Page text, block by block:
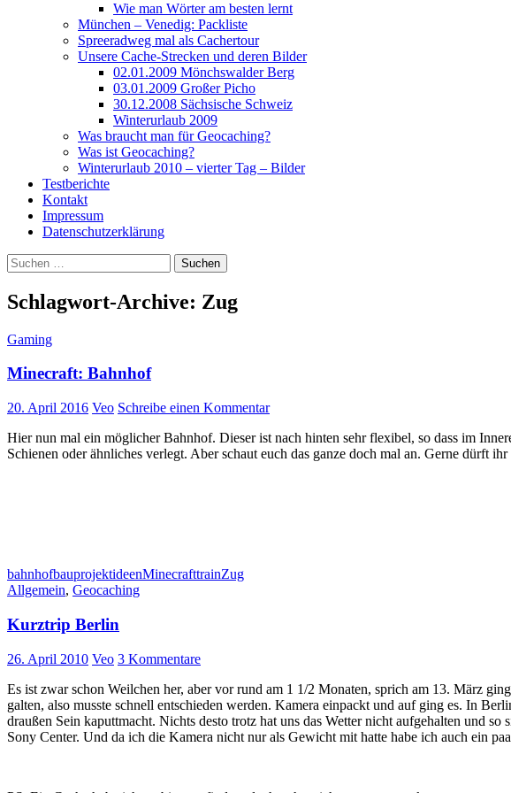
Wie man Wörter am besten lernt
München – Venedig: Packliste
Spreeradweg mal als Cachertour
Unsere Cache-Strecken und deren Bilder
02.01.2009 Mönchswalder Berg
03.01.2009 Großer Picho
30.12.2008 Sächsische Schweiz
Winterurlaub 2009
Was braucht man für Geocaching?
Was ist Geocaching?
Winterurlaub 2010 – vierter Tag – Bilder
Testberichte
Kontakt
Impressum
Datenschutzerklärung
Suchen
nach:
Schlagwort-Archive: Zug
Gaming
Minecraft: Bahnhof
20. April 2016 Veo Schreibe einen Kommentar
Hier nun mal ein möglicher Bahnhof. Dieser ist nach hinten sehr flexibel, so dass im
Schienen oder ähnliches verlegt. Aber schaut euch das ganze doch mal an. Gerne dürft
bahnhofbauprojektideenMinecrafttrainZug
Allgemein, Geocaching
Kurztrip Berlin
26. April 2010 Veo 3 Kommentare
Es ist zwar schon Weilchen her, aber vor rund am 1 1/2 Monaten, sprich am 13. März
galten, also musste schnell entschieden werden. Kamera einpackt und auf ging es. In
draußen Sein kaputtmacht. Nichts desto trotz hat uns das Wetter nicht aufgehalten und
Sony Center. Und da ich die Kamera nicht nur als Gewicht mit hatte habe ich auch ein